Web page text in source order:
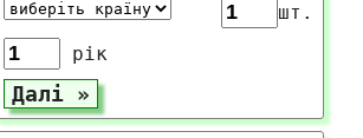
шт.
рік